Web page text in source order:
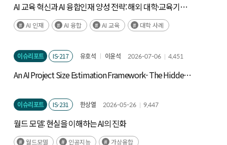
AI 교육 혁신과 AI 융합인재 양성 전략: 해외 대학·교육기관
사례와 시사점
AI 인재 AI 융합 AI 교육 대학 사례
이슈리포트 IS-217 유호석 이윤석 2026-07-06 4,451
An AI Project Size Estimation Framework- The Hidden
이슈리포트 IS-231 한상열 2026-05-26 9,447
월드 모델: 현실을 이해하는 AI의 진화
월드모델 인공지능 가상융합